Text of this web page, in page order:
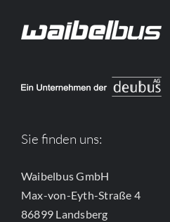
Sie finden uns:
Waibelbus GmbH
Max-von-Eyth-Straße 4
86899 Landsberg